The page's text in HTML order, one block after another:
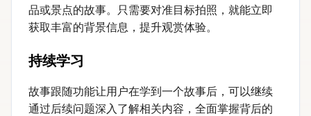
品或景点的故事。只需要对准目标拍照，就能立即
获取丰富的背景信息，提升观赏体验。
持续学习
故事跟随功能让用户在学到一个故事后，可以继续
通过后续问题深入了解相关内容，全面掌握背后的